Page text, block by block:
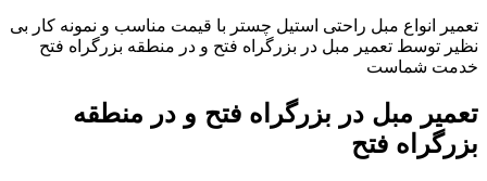
تعمیر انواع مبل راحتی استیل چستر با قیمت مناسب و نمونه کار بی
نظیر توسط تعمیر مبل در بزرگراه فتح و در منطقه بزرگراه فتح
خدمت شماست
تعمیر مبل در بزرگراه فتح و در منطقه
بزرگراه فتح